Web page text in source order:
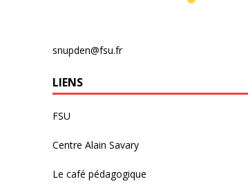
snupden@fsu.fr
LIENS
FSU
Centre Alain Savary
Le café pédagogique